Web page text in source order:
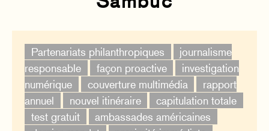
Partenariats philanthropiques
journalisme
responsable
façon proactive
investigation
numérique
couverture multimédia
rapport
annuel
nouvel itinéraire
capitulation totale
test gratuit
ambassades américaines